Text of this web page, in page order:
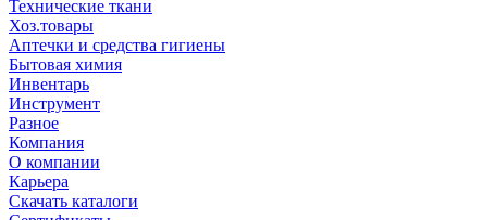
Технические ткани
Хоз.товары
Аптечки и средства гигиены
Бытовая химия
Инвентарь
Инструмент
Разное
Компания
О компании
Карьера
Cкачать каталоги